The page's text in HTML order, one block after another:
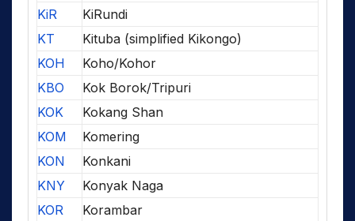
KiR
KiRundi
KT
Kituba (simplified Kikongo)
KOH
Koho/Kohor
KBO
Kok Borok/Tripuri
KOK
Kokang Shan
KOM
Komering
KON
Konkani
KNY
Konyak Naga
KOR
Korambar